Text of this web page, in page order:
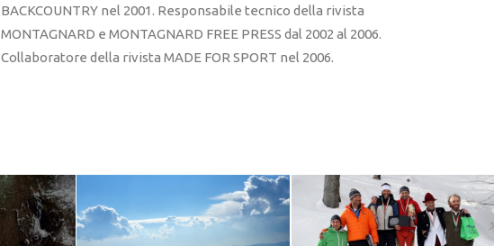
BACKCOUNTRY nel 2001. Responsabile tecnico della rivista
MONTAGNARD e MONTAGNARD FREE PRESS dal 2002 al 2006.
Collaboratore della rivista MADE FOR SPORT nel 2006.